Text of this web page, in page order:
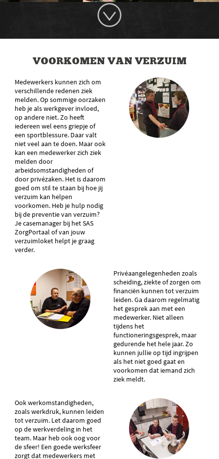
VOORKOMEN VAN VERZUIM
Medewerkers kunnen zich om
verschillende redenen ziek
melden. Op sommige oorzaken
heb je als werkgever invloed,
op andere niet. Zo heeft
iedereen wel eens griepje of
een sportblessure. Daar valt
niet veel aan te doen. Maar ook
kan een medewerker zich ziek
melden door
arbeidsomstandigheden of
door privézaken. Het is daarom
goed om stil te staan bij hoe jij
verzuim kan helpen
voorkomen. Heb je hulp nodig
bij de preventie van verzuim?
Je casemanager bij het SAS
ZorgPortaal of van jouw
verzuimloket helpt je graag
verder.
Privéaangelegenheden zoals
scheiding, ziekte of zorgen om
financiën kunnen tot verzuim
leiden. Ga daarom regelmatig
het gesprek aan met een
medewerker. Niet alleen
tijdens het
functioneringsgesprek, maar
gedurende het hele jaar. Zo
kunnen jullie op tijd ingrijpen
als het niet goed gaat en
voorkomen dat iemand zich
ziek meldt.
Ook werkomstandigheden,
zoals werkdruk, kunnen leiden
tot verzuim. Let daarom goed
op de werkverdeling in het
team. Maar heb ook oog voor
de sfeer! Een goede werksfeer
zorgt dat medewerkers met